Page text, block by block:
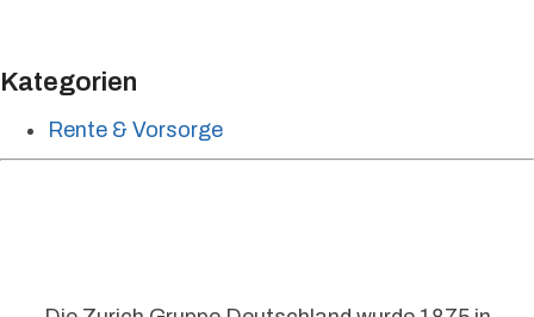
Kategorien
Rente & Vorsorge